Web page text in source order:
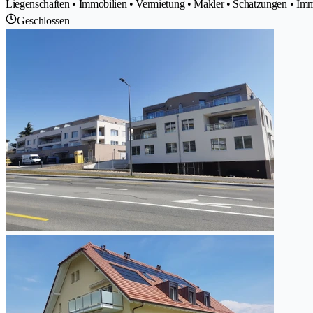
Liegenschaften • Immobilien • Vermietung • Makler • Schatzungen •
Geschlossen